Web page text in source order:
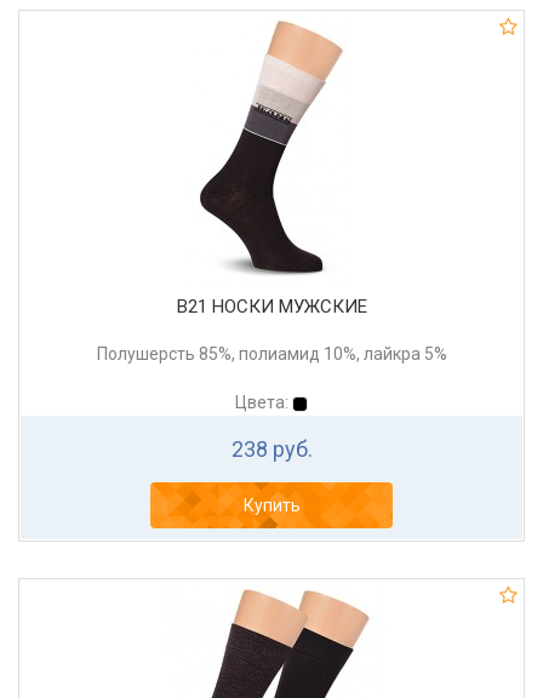
В21 НОСКИ МУЖСКИЕ
Полушерсть 85%, полиамид 10%, лайкра 5%
Цвета:
238 руб.
Купить